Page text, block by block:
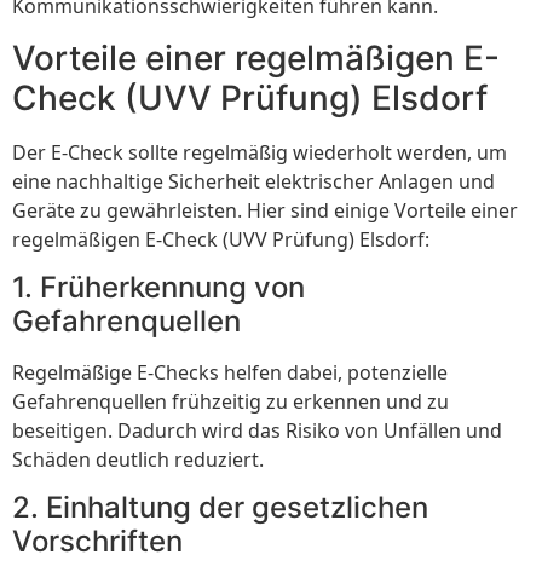
Kommunikationsschwierigkeiten führen kann.
Vorteile einer regelmäßigen E-
Check (UVV Prüfung) Elsdorf
Der E-Check sollte regelmäßig wiederholt werden, um
eine nachhaltige Sicherheit elektrischer Anlagen und
Geräte zu gewährleisten. Hier sind einige Vorteile einer
regelmäßigen E-Check (UVV Prüfung) Elsdorf:
1. Früherkennung von
Gefahrenquellen
Regelmäßige E-Checks helfen dabei, potenzielle
Gefahrenquellen frühzeitig zu erkennen und zu
beseitigen. Dadurch wird das Risiko von Unfällen und
Schäden deutlich reduziert.
2. Einhaltung der gesetzlichen
Vorschriften